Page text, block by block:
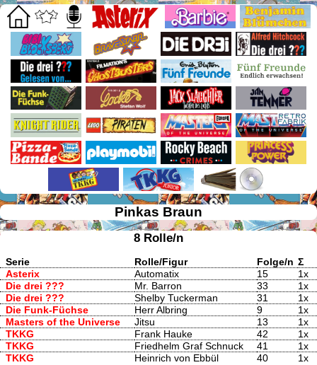
Pinkas Braun
8 Rolle/n
Serie Rolle/Figur Folge/n Σ
Asterix
Automatix 15
1x
Die drei ???
Mr. Barron 33
1x
Die drei ???
Shelby Tuckerman 31
1x
Die Funk-Füchse
Herr Albring 9
1x
Masters of the Universe
Jitsu 13
1x
TKKG
Frank Hauke 42
1x
TKKG
Friedhelm Graf Schnuck 41
1x
TKKG
Heinrich von Ebbül 40 1x